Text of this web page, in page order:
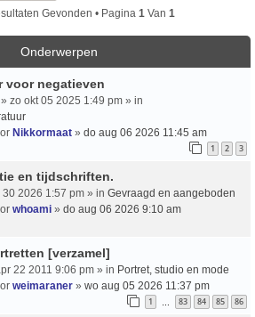
Gevonden • Pagina 1 Van 1
Onderwerpen
voor negatieven
» zo okt 05 2025 1:49 pm » in
Nikkormaat » do aug 06 2026 11:45 am
1 2 3
en tijdschriften.
30 2026 1:57 pm » in Gevraagd en aangeboden
whoami » do aug 06 2026 9:10 am
[verzamel]
22 2011 9:06 pm » in Portret, studio en mode
weimaraner » wo aug 05 2026 11:37 pm
1 … 83 84 85 86